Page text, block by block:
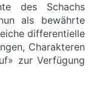
des Schachs
als bewährte
differentielle
Charakteren
zur Verfügung